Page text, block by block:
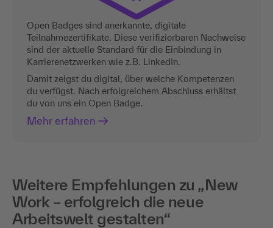
Open Badges sind anerkannte, digitale
Teilnahmezertifikate. Diese verifizierbaren Nachweise
sind der aktuelle Standard für die Einbindung in
Karrierenetzwerken wie z.B. LinkedIn.
Damit zeigst du digital, über welche Kompetenzen
du verfügst. Nach erfolgreichem Abschluss erhältst
du von uns ein Open Badge.
Mehr erfahren
Weitere Empfehlungen zu „New
Work – erfolgreich die neue
Arbeitswelt gestalten“